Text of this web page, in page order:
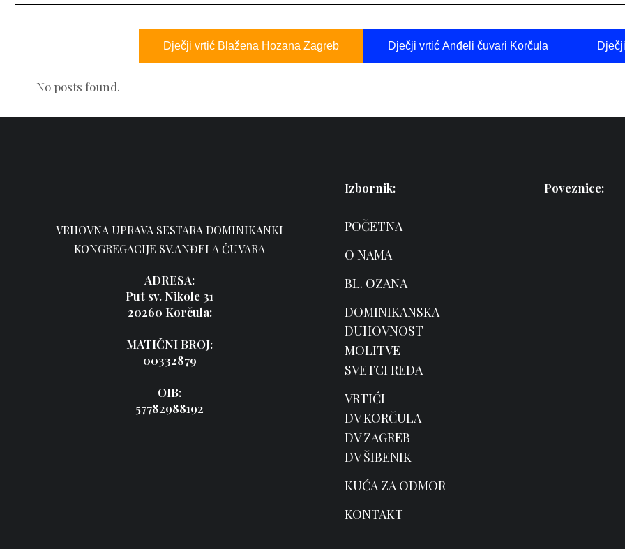
Dječji vrtić Blažena Hozana Zagreb Dječji vrtić Anđeli čuvari Korčula
No posts found.
VRHOVNA UPRAVA SESTARA DOMINIKANKI
KONGREGACIJE SV.ANĐELA ČUVARA
ADRESA:
Put sv. Nikole 31
20260 Korčula:
MATIČNI BROJ:
00332879
OIB:
57782988192
Izbornik:
POČETNA
O NAMA
BL. OZANA
DOMINIKANSKA
DUHOVNOST
MOLITVE
SVETCI REDA
VRTIĆI
DV KORČULA
DV ZAGREB
DV ŠIBENIK
KUĆA ZA ODMOR
KONTAKT
Poveznice: